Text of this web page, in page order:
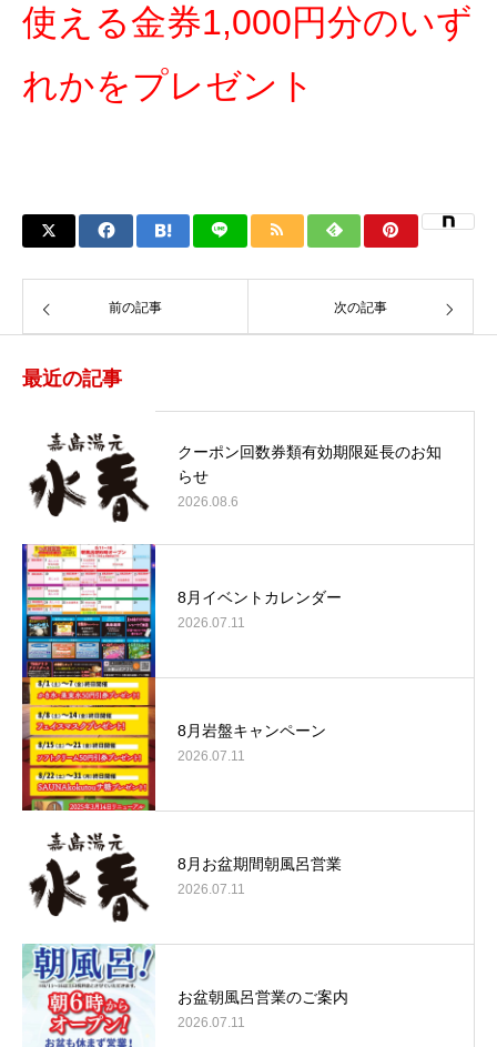
使える金券1,000円分のいず
れかをプレゼント
前の記事 次の記事
最近の記事
クーポン回数券類有効期限延長のお知
らせ
2026.08.6
8月イベントカレンダー
2026.07.11
8月岩盤キャンペーン
2026.07.11
8月お盆期間朝風呂営業
2026.07.11
お盆朝風呂営業のご案内
2026.07.11